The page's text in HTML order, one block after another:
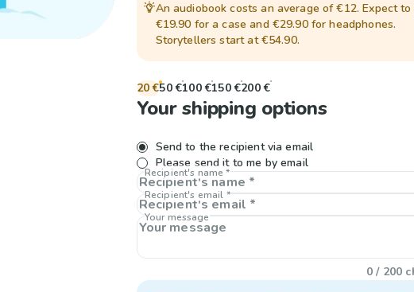
An audiobook costs an average of €12. Expect to
€19.90 for a case and €29.90 for headphones.
Storytellers start at €54.90.
20 €50 €100 €150 €200 €
Your shipping options
Send to the recipient via email
Please send it to me by email
Recipient's name *
Recipient's email *
Your message
0 / 200